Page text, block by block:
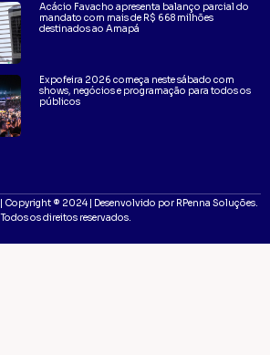
Acácio Favacho apresenta balanço parcial do
mandato com mais de R$ 668 milhões
destinados ao Amapá
Expofeira 2026 começa neste sábado com
shows, negócios e programação para todos os
públicos
| Copyright ® 2024 | Desenvolvido por RPenna Soluções.
Todos os direitos reservados.